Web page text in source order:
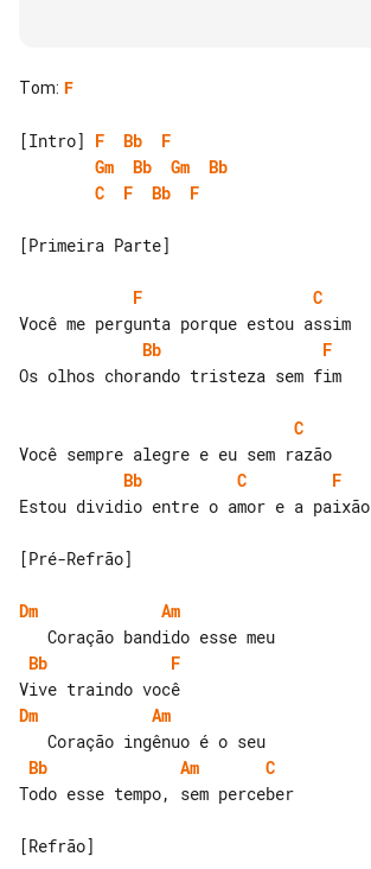
Tom: F
[Intro] F Bb
F
Gm
Bb Gm
Bb
C
F Bb F
[Primeira Parte]
F
C
Bb
F
Os olhos chorando tristeza sem fim
C
Bb
C
F
Estou dividio entre o amor e a paixão
[Pré-Refrão]
Dm
Am
Bb
F
Dm
Am
Bb
Am
C
Todo esse tempo, sem perceber
[Refrão]